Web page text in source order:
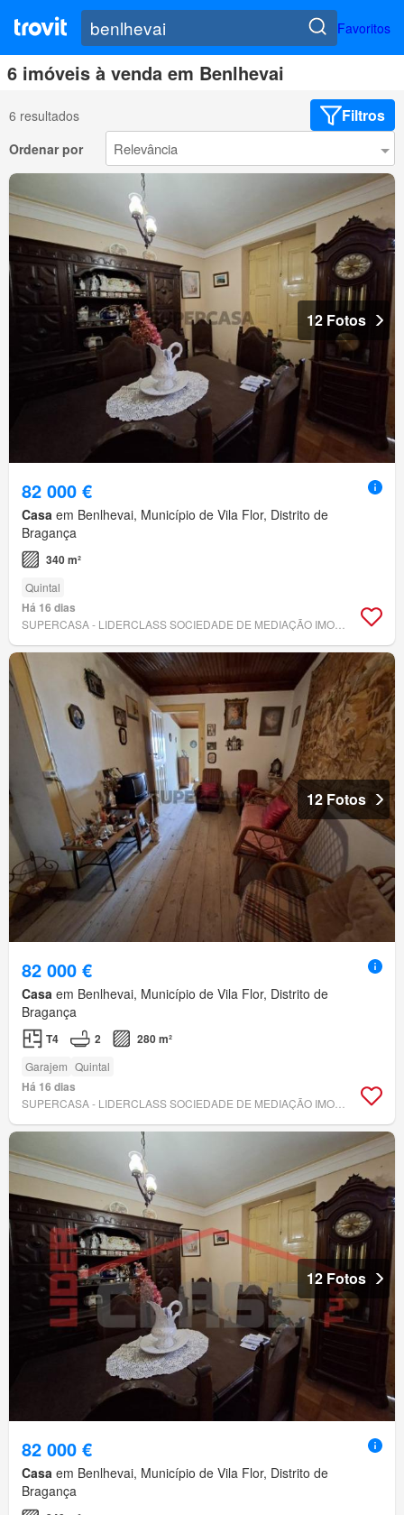
Favoritos
6 imóveis à venda em Benlhevai
6 resultados Filtros
Ordenar por
12 Fotos
82 000 €
Casa em Benlhevai, Município de Vila Flor, Distrito de
Bragança
340 m²
Quintal
Há 16 dias
12 Fotos
82 000 €
Casa em Benlhevai, Município de Vila Flor, Distrito de
Bragança
T4 2 280 m²
Garajem Quintal
Há 16 dias
12 Fotos
82 000 €
Casa em Benlhevai, Município de Vila Flor, Distrito de
Bragança